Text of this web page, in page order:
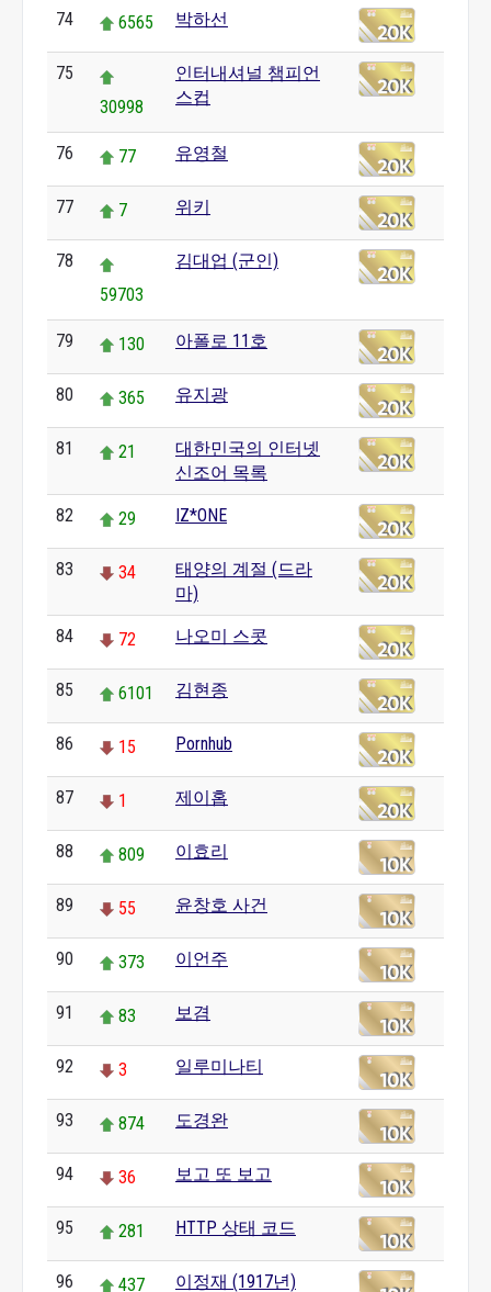
74 6565 박하선
75
30998
인터내셔널 챔피언
스컵
76 77 유영철
77 7 위키
78
59703
김대업 (군인)
79 130 아폴로 11호
80 365 유지광
81 21
대한민국의 인터넷
신조어 목록
82 29 IZ*ONE
83 34
태양의 계절 (드라
마)
84 72 나오미 스콧
85 6101 김현종
86 15 Pornhub
87 1 제이홉
88 809 이효리
89 55 윤창호 사건
90 373 이언주
91 83 보겸
92 3 일루미나티
93 874 도경완
94 36 보고 또 보고
95 281 HTTP 상태 코드
96 437 이정재 (1917년)